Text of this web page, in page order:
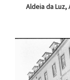
Aldeia da Luz,